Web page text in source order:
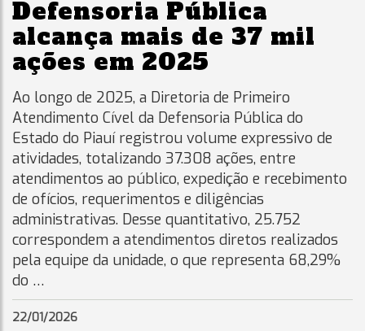
Defensoria Pública
alcança mais de 37 mil
ações em 2025
Ao longo de 2025, a Diretoria de Primeiro
Atendimento Cível da Defensoria Pública do
Estado do Piauí registrou volume expressivo de
atividades, totalizando 37.308 ações, entre
atendimentos ao público, expedição e recebimento
de ofícios, requerimentos e diligências
administrativas. Desse quantitativo, 25.752
correspondem a atendimentos diretos realizados
pela equipe da unidade, o que representa 68,29%
do …
22/01/2026